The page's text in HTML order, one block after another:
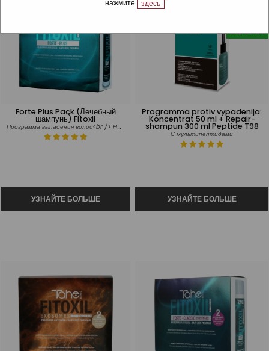
нажмите
здесь
Forte Plus Pack (Лечебный
шампунь) Fitoxil
Программа выпадения волос<br /> Наказанные волосы
Programma protiv vypadenija:
Koncentrat 50 ml + Repair-
shampun 300 ml Peptide T98
С мультипептидами
VEGAN